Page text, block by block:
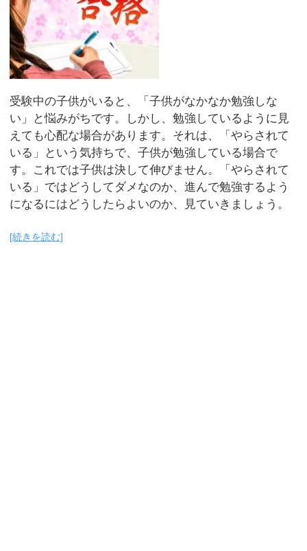
受験中の子供がいると、「子供がなかなか勉強しな
い」と悩みがちです。しかし、勉強しているように見
えても心配な場合があります。それは、「やらされて
いる」という気持ちで、子供が勉強している場合で
す。これでは子供は決して伸びません。「やらされて
いる」ではどうしてダメなのか、進んで勉強するよう
になるにはどうしたらよいのか、見ていきましょう。
[続きを読む]